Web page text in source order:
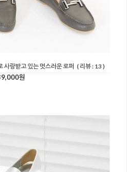
사랑받고 있는 멋스러운 로퍼 ( 리뷰 : 13 )
원